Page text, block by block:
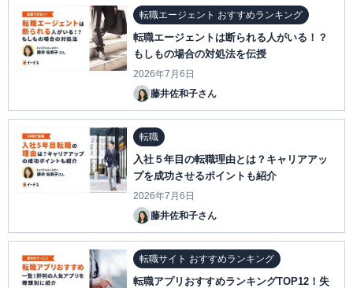
転職エージェント おすすめランキング
転職エージェントは断られる人がいる！？
もしもの場合の対処法を伝授
2026年7月6日
藤井佐和子さん
転職
入社５年目の転職理由とは？キャリアアッ
プを成功させるポイントも紹介
2026年7月6日
藤井佐和子さん
転職サイト おすすめランキング
転職アプリおすすめランキングTOP12！失